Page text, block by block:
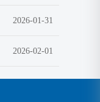
2026-01-31
2026-02-01